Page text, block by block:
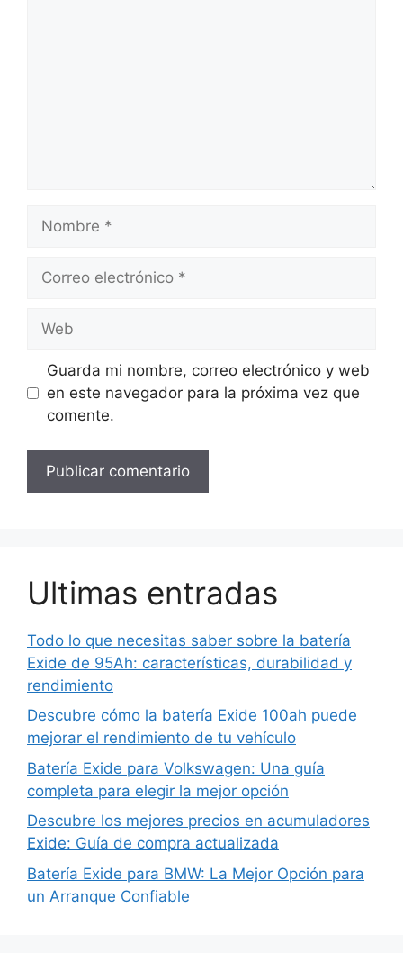
Nombre
Correo
Web
Guarda mi nombre, correo electrónico y web
en este navegador para la próxima vez que
comente.
Ultimas entradas
Todo lo que necesitas saber sobre la batería
Exide de 95Ah: características, durabilidad y
rendimiento
Descubre cómo la batería Exide 100ah puede
mejorar el rendimiento de tu vehículo
Batería Exide para Volkswagen: Una guía
completa para elegir la mejor opción
Descubre los mejores precios en acumuladores
Exide: Guía de compra actualizada
Batería Exide para BMW: La Mejor Opción para
un Arranque Confiable